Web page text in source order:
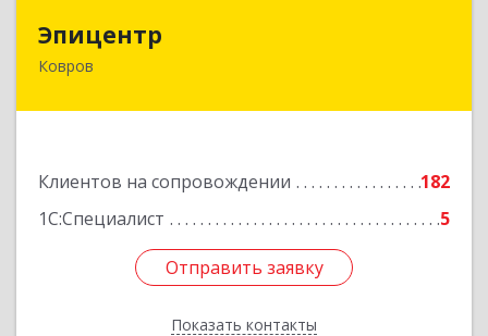
Эпицентр
Ковров
Клиентов на сопровождении
182
1С:Специалист
5
Отправить заявку
Показать контакты
601900, Владимирская обл, Ковров г, Барсукова
Отправить заявку
Назад